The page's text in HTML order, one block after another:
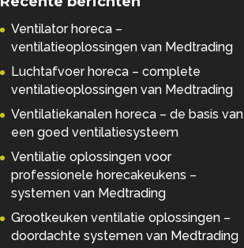
Ventilator horeca –
ventilatieoplossingen van Medtrading
Luchtafvoer horeca – complete
ventilatieoplossingen van Medtrading
Ventilatiekanalen horeca – de basis van
een goed ventilatiesysteem
Ventilatie oplossingen voor
professionele horecakeukens –
systemen van Medtrading
Grootkeuken ventilatie oplossingen –
doordachte systemen van Medtrading